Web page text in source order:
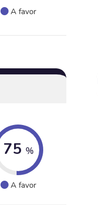
A favor
75 %
A favor